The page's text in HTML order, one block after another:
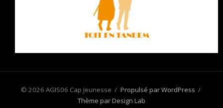
© 2026 AGIS06 Cap Jeunesse / Propulsé par WordPress /
Thème par Design Lab